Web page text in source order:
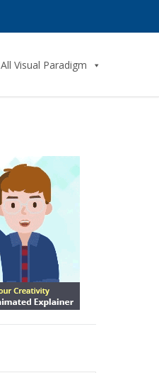
All Visual Paradigm